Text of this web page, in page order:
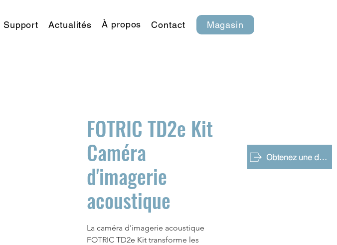
Support Actualités À propos Contact Magasin
Obtenez une démo gratuite
FOTRIC TD2e Kit
Caméra
d'imagerie
acoustique
La caméra d'imagerie acoustique
FOTRIC TD2e Kit transforme les